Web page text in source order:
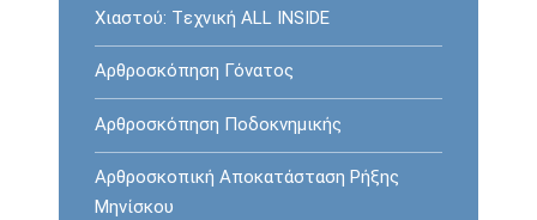
Χιαστού: Tεχνική ALL INSIDE
Αρθροσκόπηση Γόνατος
Αρθροσκόπηση Ποδοκνημικής
Αρθροσκοπική Αποκατάσταση Ρήξης
Μηνίσκου